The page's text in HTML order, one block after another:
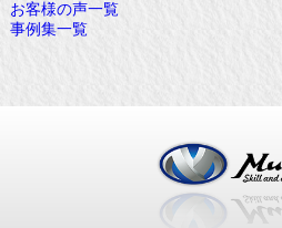
お客様の声一覧
事例集一覧